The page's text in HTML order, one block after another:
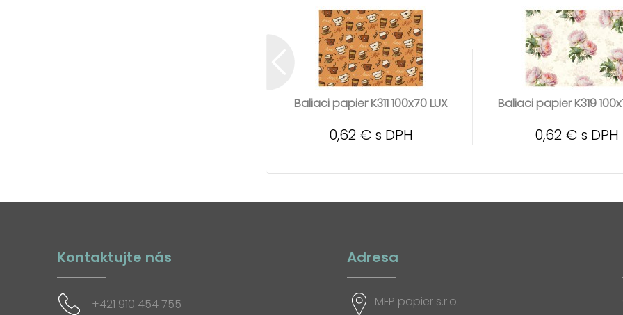
Baliaci papier K311 100x70 LUX
0,62 € s DPH
Baliaci papier K319
0,62 € s DPH
Kontaktujte nás
+421 910 454 755
Adresa
MFP papier s.r.o.